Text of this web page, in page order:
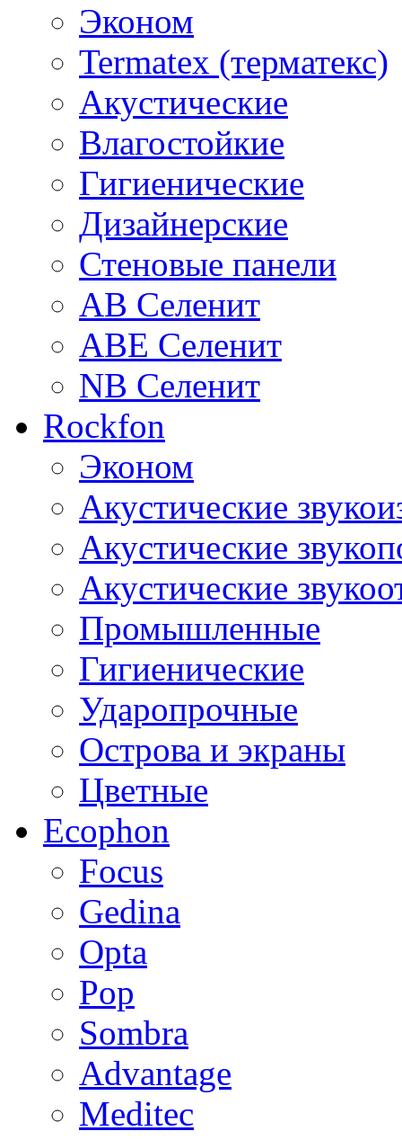
Эконом
Termatex (терматекс)
Акустические
Влагостойкие
Гигиенические
Дизайнерские
Стеновые панели
AB Селенит
ABE Селенит
NB Селенит
Rockfon
Эконом
Акустические
Акустические
Акустические
Промышленные
Гигиенические
Ударопрочные
Острова и экраны
Цветные
Ecophon
Focus
Gedina
Opta
Pop
Sombra
Advantage
Meditec